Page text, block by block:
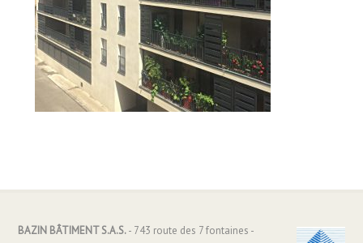
BAZIN BÂTIMENT S.A.S.- 743 route des 7 fontaines -